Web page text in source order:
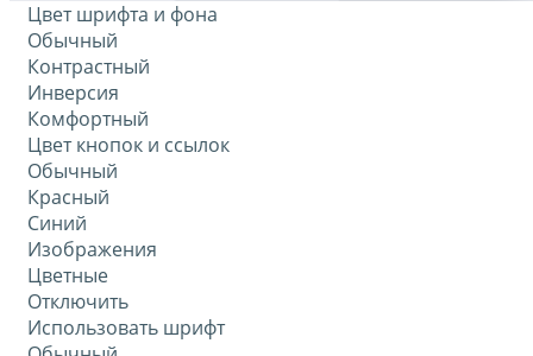
Цвет шрифта и фона
Обычный
Контрастный
Инверсия
Комфортный
Цвет кнопок и ссылок
Обычный
Красный
Синий
Изображения
Цветные
Отключить
Использовать шрифт